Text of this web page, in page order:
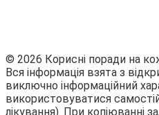
© 2026 Корисні поради на
Вся інформація взята з
виключно інформаційний
використовуватися
лікування). При копіюванні